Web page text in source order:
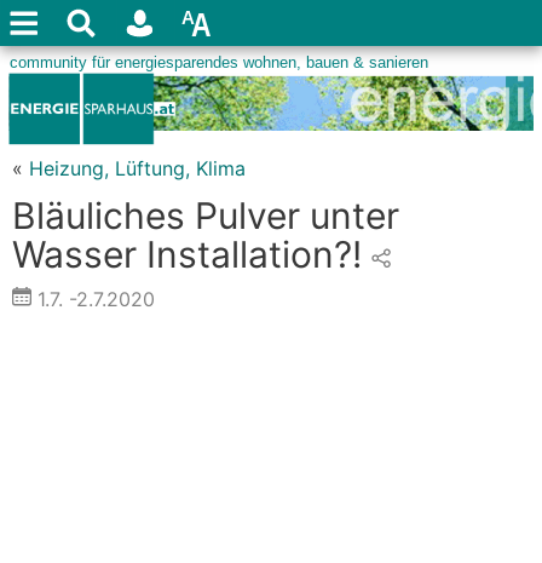
« Heizung, Lüftung, Klima
Bläuliches Pulver unter
Wasser Installation?!
1.7. -2.7.2020